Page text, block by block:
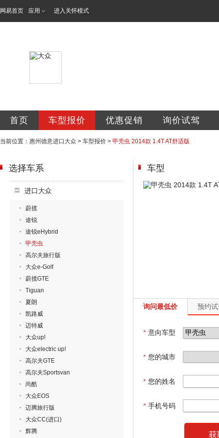
网易首页 应用 进入关怀模式
首页 车型报价 优惠促销 询价试驾
当前位置： 惠州德意进口大众 > 车型报价 > 甲壳虫 2014款 1.4T AT舒适版
选择车系
进口大众
蔚揽
途锐
途锐eHybrid
甲壳虫
高尔夫旅行版
大众e-Golf
蔚揽GTE
Tiguan
夏朗
凯路威
迈特威
大众up!
大众electric up!
高尔夫GTE
高尔夫Sportsvan
尚酷
大众EOS
迈腾旅行版
大众CC(进口)
辉腾
车型
询问最低价 预约
* 意向车型
* 您的城市
* 您的姓名
* 手机号码
获